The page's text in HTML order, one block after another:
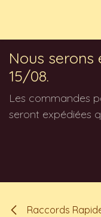
Nous serons
15/08.
Les commandes
seront expédiées
Raccords